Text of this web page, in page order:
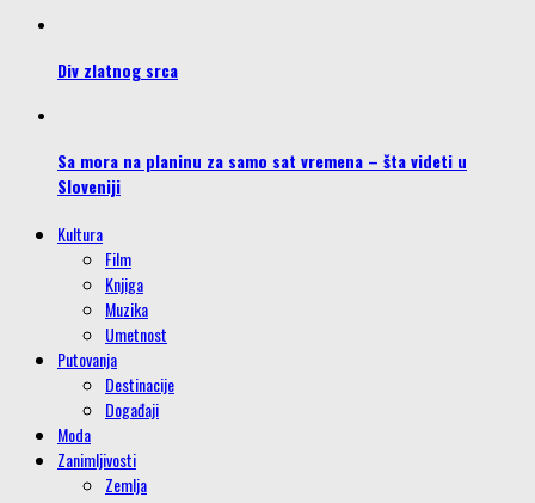
Div zlatnog srca
Sa mora na planinu za samo sat vremena – šta videti u
Sloveniji
Kultura
Film
Knjiga
Muzika
Umetnost
Putovanja
Destinacije
Događaji
Moda
Zanimljivosti
Zemlja